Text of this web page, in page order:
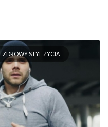
ZDROWY STYL ŻYCIA